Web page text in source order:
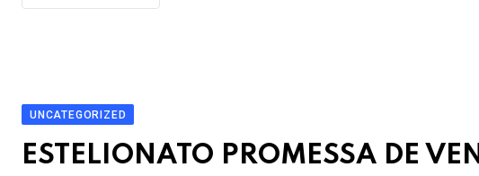
UNCATEGORIZED
ESTELIONATO PROMESSA DE